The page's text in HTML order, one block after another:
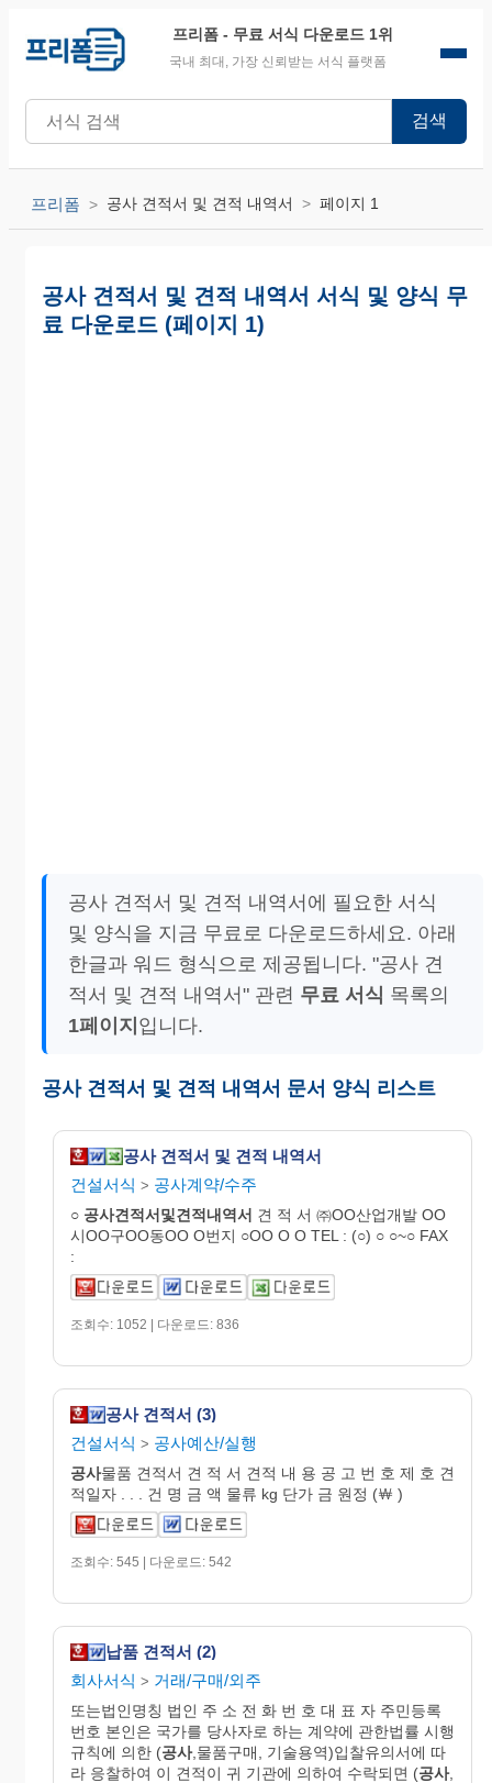
프리폼 - 무료 서식 다운로드 1위
국내 최대, 가장 신뢰받는 서식 플랫폼
검색
프리폼 공사 견적서 및 견적 내역서 페이지 1
공사 견적서 및 견적 내역서 서식 및 양식 무
료 다운로드 (페이지 1)
공사 견적서 및 견적 내역서에 필요한 서식
및 양식을 지금 무료로 다운로드하세요. 아래
한글과 워드 형식으로 제공됩니다. "공사 견
적서 및 견적 내역서" 관련 무료 서식 목록의
1페이지 입니다.
공사 견적서 및 견적 내역서 문서 양식 리스트
공사 견적서 및 견적 내역서
건설서식 > 공사계약/수주
○ 공사견적서및견적내역서 견 적 서 ㈜OO산업개발 OO
시OO구OO동OO O번지 ○OO O O TEL : (○) ○ ○~○ FAX
:
조회수: 1052 | 다운로드: 836
공사 견적서 (3)
건설서식 > 공사예산/실행
공사물품 견적서 견 적 서 견적 내 용 공 고 번 호 제 호 견
적일자 . . . 건 명 금 액 물류 kg 단가 금 원정 (￦ )
조회수: 545 | 다운로드: 542
납품 견적서 (2)
회사서식 > 거래/구매/외주
또는법인명칭 법인 주 소 전 화 번 호 대 표 자 주민등록
번호 본인은 국가를 당사자로 하는 계약에 관한법률 시행
규칙에 의한 (공사,물품구매, 기술용역)입찰유의서에 따
라 응찰하여 이 견적이 귀 기관에 의하여 수락되면 (공사,